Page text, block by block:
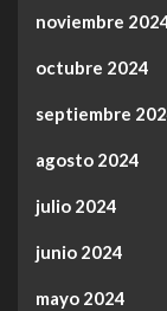
noviembre
octubre 2024
septiembre
agosto 2024
julio 2024
junio 2024
mayo 2024